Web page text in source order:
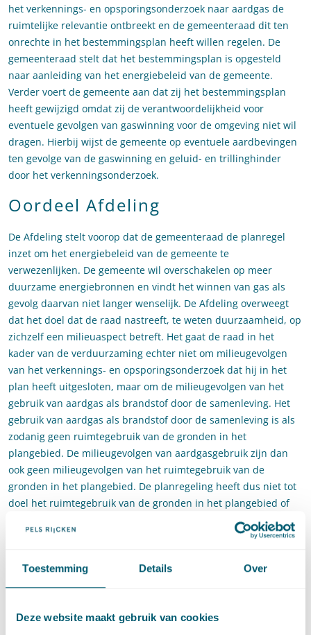
Toestemming Details Over
Deze website maakt gebruik van cookies
het verkennings- en opsporingsonderzoek naar aardgas de
ruimtelijke relevantie ontbreekt en de gemeenteraad dit ten
onrechte in het bestemmingsplan heeft willen regelen. De
gemeenteraad stelt dat het bestemmingsplan is opgesteld
naar aanleiding van het energiebeleid van de gemeente.
Verder voert de gemeente aan dat zij het bestemmingsplan
heeft gewijzigd omdat zij de verantwoordelijkheid voor
eventuele gevolgen van gaswinning voor de omgeving niet wil
dragen. Hierbij wijst de gemeente op eventuele aardbevingen
ten gevolge van de gaswinning en geluid- en trillinghinder
door het verkenningsonderzoek.
Oordeel Afdeling
De Afdeling stelt voorop dat de gemeenteraad de planregel
inzet om het energiebeleid van de gemeente te
verwezenlijken. De gemeente wil overschakelen op meer
duurzame energiebronnen en vindt het winnen van gas als
gevolg daarvan niet langer wenselijk. De Afdeling overweegt
dat het doel dat de raad nastreeft, te weten duurzaamheid, op
zichzelf een milieuaspect betreft. Het gaat de raad in het
kader van de verduurzaming echter niet om milieugevolgen
van het verkennings- en opsporingsonderzoek dat hij in het
plan heeft uitgesloten, maar om de milieugevolgen van het
gebruik van aardgas als brandstof door de samenleving. Het
gebruik van aardgas als brandstof door de samenleving is als
zodanig geen ruimtegebruik van de gronden in het
plangebied. De milieugevolgen van aardgasgebruik zijn dan
ook geen milieugevolgen van het ruimtegebruik van de
gronden in het plangebied. De planregeling heeft dus niet tot
doel het ruimtegebruik van de gronden in het plangebied of
de invloed van dat ruimtegebruik op de omliggende gronden
te regelen. Daarom komt de Afdeling tot het oordeel dat er met
relevant doel is gediend en dat de gemeenteraad dit ten
onrechte in het bestemmingsplan heeft willen regelen.
Verder oordeelt de Afdeling dat het verkennings- en